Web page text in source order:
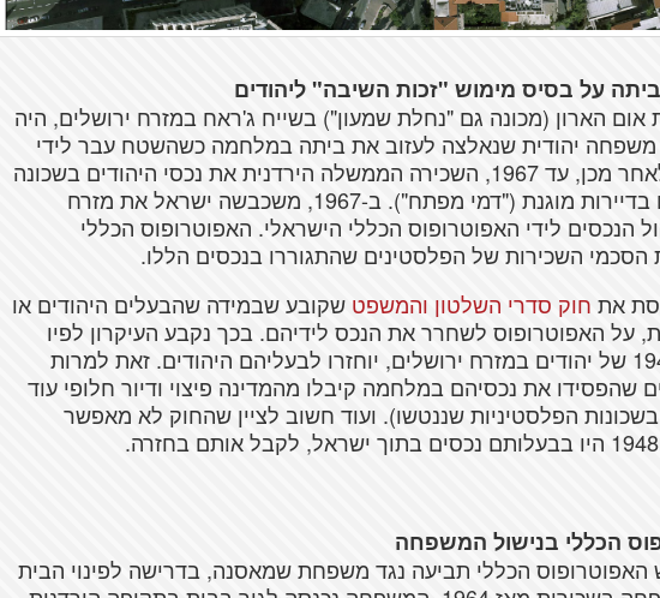
על בסיס מימוש "זכות השיבה" ליהודים
אום הארון (מכונה גם "נחלת שמעון") בשייח ג'ראח במזרח ירושלים, היה
בבעלות משפחה יהודית שנאלצה לעזוב את ביתה במלחמה כשהשטח עבר לידי
הירדנים. בשנים שלאחר מכן, עד 1967, השכירה הממשלה הירדנית את נכסי היהודים ­בשכונה
לתושבים פלסטינים בדיירות מוגנת ("דמי מפתח"). ב-1967, משכבשה ישראל את מזרח
הנכסים לידי האפוטרופוס הכללי הישראלי. האפוטרופוס הכללי
השכירות של הפלסטינים שהתגוררו בנכסים הללו.
חוק סדרי השלטון והמשפט שקובע שבמידה שהבעלים היהודים או
על האפוטרופוס לשחרר את הנכס לידיהם. בכך נקבע העיקרון לפיו
נכסים שהיו לפני 1948 של יהודים במזרח ירושלים, יוחזרו לבעליהם היהודים. זאת למרות
שהפסידו את נכסיהם במלחמה קיבלו מהמדינה פיצוי ודיור חלופי עוד
רוב בשכונות הפלסטיניות שננטשו). ועוד חשוב לציין שהחוק לא מאפשר
הכללי בנישול המשפחה
2009 הגיש האפוטרופוס הכללי תביעה נגד משפחת שמאסנה, בדרישה לפינוי הבית